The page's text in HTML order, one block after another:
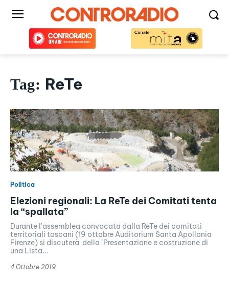
Tag: ReTe
Politica
Elezioni regionali: La ReTe dei Comitati tenta
la “spallata”
Durante l'assemblea convocata dalla ReTe dei comitati
territoriali toscani (19 ottobre Auditorium Santa Apollonia
Firenze) si discuterà della "Presentazione e costruzione di
una Lista...
4 Ottobre 2019